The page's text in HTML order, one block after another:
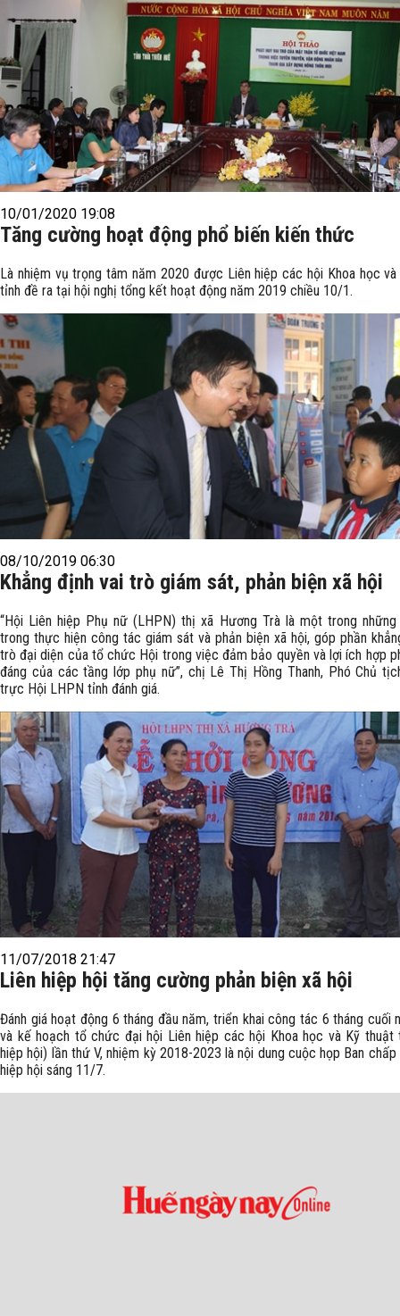
10/01/2020 19:08
Tăng cường hoạt động phổ biến kiến thức
Là nhiệm vụ trọng tâm năm 2020 được Liên hiệp các hội Khoa học
tỉnh đề ra tại hội nghị tổng kết hoạt động năm 2019 chiều 10/1.
08/10/2019 06:30
Khẳng định vai trò giám sát, phản biện xã hội
“Hội Liên hiệp Phụ nữ (LHPN) thị xã Hương Trà là một trong những
trong thực hiện công tác giám sát và phản biện xã hội, góp phần
trò đại diện của tổ chức Hội trong việc đảm bảo quyền và lợi ích hợp
đáng của các tầng lớp phụ nữ”, chị Lê Thị Hồng Thanh, Phó Chủ
trực Hội LHPN tỉnh đánh giá.
11/07/2018 21:47
Liên hiệp hội tăng cường phản biện xã hội
Đánh giá hoạt động 6 tháng đầu năm, triển khai công tác 6 tháng cuối
và kế hoạch tổ chức đại hội Liên hiệp các hội Khoa học và Kỹ thuật
hiệp hội) lần thứ V, nhiệm kỳ 2018-2023 là nội dung cuộc họp Ban chấp
hiệp hội sáng 11/7.